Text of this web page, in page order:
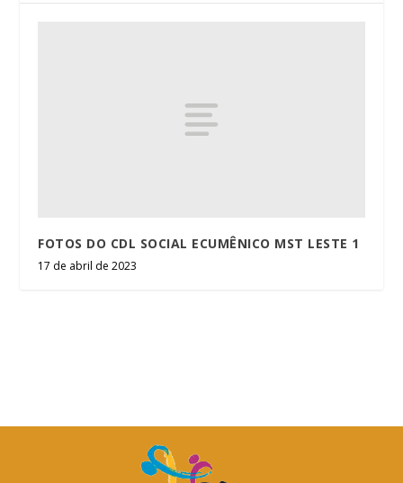
FOTOS DO CDL SOCIAL ECUMÊNICO MST LESTE 1
17 de abril de 2023